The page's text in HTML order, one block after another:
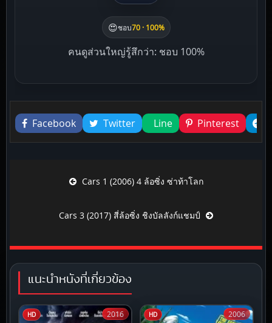
😍ชอบ70 · 100%
คนดูส่วนใหญ่รู้สึกว่า: ชอบ 100%
Liked this
Facebook
Twitter Line Pinterest
Post navigation Cars 1 (2006) 4 ล้อซิ่ง ซ่าท้าโลก
Cars 3 (2017) สี่ล้อซิ่ง ชิงบัลลังก์แชมป์
แนะนำหนังที่เกี่ยวข้อง
HD 2016 HD 2006